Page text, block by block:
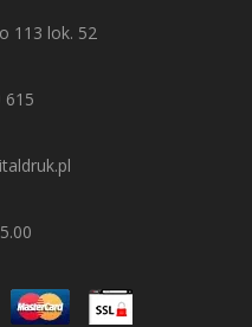
113 lok. 52
615